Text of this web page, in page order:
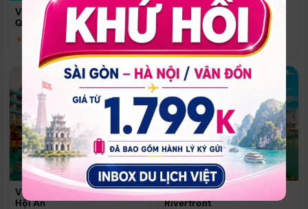
Vinpearl Resort & Spa Phu
Quoc
★ 5.0
Quoc
Phú Quốc
★ 5.0
Vinpearl Resort & Golf Nam
Hội An
Melia Vinpearl Danang
Riverfront